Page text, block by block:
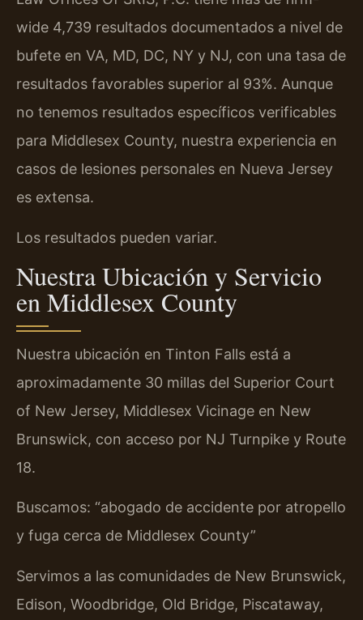
wide 4,739 resultados documentados a nivel de
bufete en VA, MD, DC, NY y NJ, con una tasa de
resultados favorables superior al 93%. Aunque
no tenemos resultados específicos verificables
para Middlesex County, nuestra experiencia en
casos de lesiones personales en Nueva Jersey
es extensa.
Los resultados pueden variar.
Nuestra Ubicación y Servicio
en Middlesex County
Nuestra ubicación en Tinton Falls está a
aproximadamente 30 millas del Superior Court
of New Jersey, Middlesex Vicinage en New
Brunswick, con acceso por NJ Turnpike y Route
18.
Buscamos: “abogado de accidente por atropello
y fuga cerca de Middlesex County”
Servimos a las comunidades de New Brunswick,
Edison, Woodbridge, Old Bridge, Piscataway,